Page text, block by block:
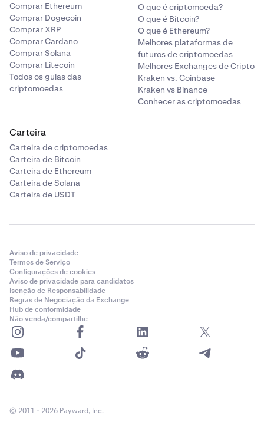
Comprar Ethereum
Comprar Dogecoin
Comprar XRP
Comprar Cardano
Comprar Solana
Comprar Litecoin
Todos os guias das
criptomoedas
O que é criptomoeda?
O que é Bitcoin?
O que é Ethereum?
Melhores plataformas de
futuros de criptomoedas
Melhores Exchanges de Cripto
Kraken vs. Coinbase
Kraken vs Binance
Conhecer as criptomoedas
Carteira
Carteira de criptomoedas
Carteira de Bitcoin
Carteira de Ethereum
Carteira de Solana
Carteira de USDT
Aviso de privacidade
Termos de Serviço
Configurações de cookies
Aviso de privacidade para candidatos
Isenção de Responsabilidade
Regras de Negociação da Exchange
Hub de conformidade
Não venda/compartilhe
© 2011 - 2026 Payward, Inc.